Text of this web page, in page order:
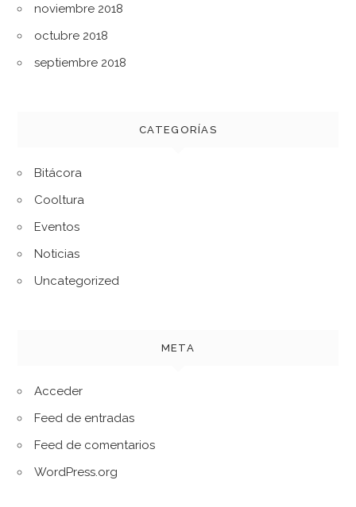
noviembre 2018
octubre 2018
septiembre 2018
CATEGORÍAS
Bitácora
Cooltura
Eventos
Noticias
Uncategorized
META
Acceder
Feed de entradas
Feed de comentarios
WordPress.org